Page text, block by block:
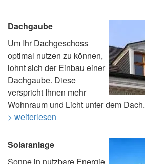
Dachgaube
Um Ihr Dachgeschoss
optimal nutzen zu können,
lohnt sich der Einbau einer
Dachgaube. Diese
verspricht Ihnen mehr
Wohnraum und Licht unter dem Dach.
> weiterlesen
Solaranlage